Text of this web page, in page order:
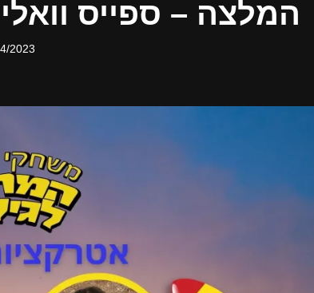
המלצה – ספייס
2023